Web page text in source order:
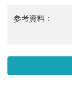
参考資料：